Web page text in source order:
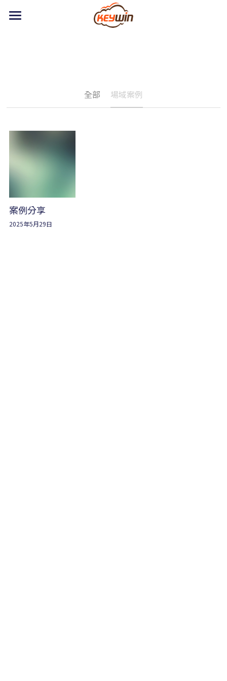
Eco-Trace
富立提Fleetivity
設備預警系統
智慧工安職安監護
人才招募
聯絡我們
繁體中文
繁體中文
English
全部 場域案例
案例分享
2025年5月29日